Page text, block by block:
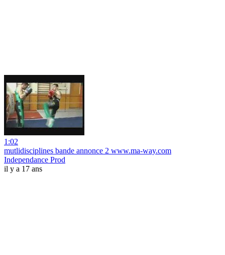
1:02
mutlidisciplines bande annonce 2 www.ma-way.com
Independance Prod
il y a 17 ans